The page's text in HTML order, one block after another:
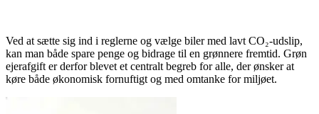
Ved at sætte sig ind i reglerne og vælge biler med lavt CO₂-udslip,
kan man både spare penge og bidrage til en grønnere fremtid. Grøn
ejerafgift er derfor blevet et centralt begreb for alle, der ønsker at
køre både økonomisk fornuftigt og med omtanke for miljøet.